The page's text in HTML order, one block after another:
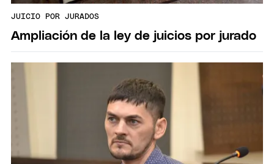
JUICIO POR JURADOS
Ampliación de la ley de juicios por jurado